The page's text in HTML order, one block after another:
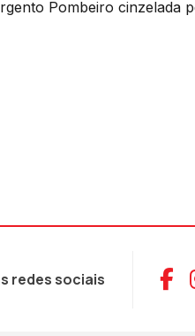
Pombeiro cinzelada
redes sociais